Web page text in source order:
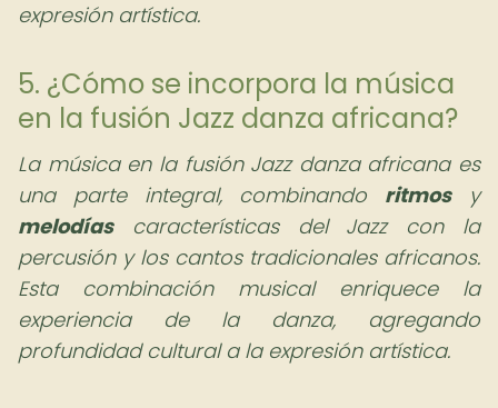
expresión artística.
5. ¿Cómo se incorpora la música
en la fusión Jazz danza africana?
La música en la fusión Jazz danza africana es
una parte integral, combinando ritmosy
melodíascaracterísticas del Jazz con la
percusión y los cantos tradicionales africanos.
Esta combinación musical enriquece la
experiencia de la danza, agregando
profundidad cultural a la expresión artística.